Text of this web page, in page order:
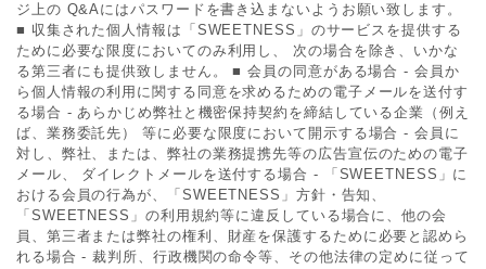
ジ上の Q&Aにはパスワードを書き込まないようお願い致します。
■ 収集された個人情報は「SWEETNESS」のサービスを提供する
ために必要な限度においてのみ利用し、 次の場合を除き、いかな
る第三者にも提供致しません。 ■ 会員の同意がある場合 - 会員か
ら個人情報の利用に関する同意を求めるための電子メールを送付す
る場合 - あらかじめ弊社と機密保持契約を締結している企業（例え
ば、業務委託先） 等に必要な限度において開示する場合 - 会員に
対し、弊社、または、弊社の業務提携先等の広告宣伝のための電子
メール、 ダイレクトメールを送付する場合 - 「SWEETNESS」に
おける会員の行為が、「SWEETNESS」方針・告知、
「SWEETNESS」の利用規約等に違反している場合に、他の会
員、第三者または弊社の権利、財産を保護するために必要と認めら
れる場合 - 裁判所、行政機関の命令等、その他法律の定めに従って